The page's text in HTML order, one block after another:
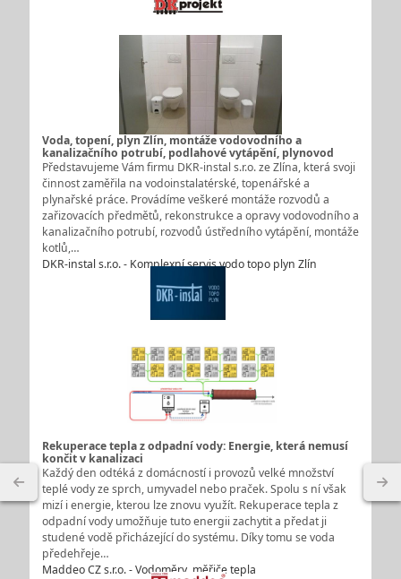
Voda, topení, plyn Zlín, montáže vodovodního a
kanalizačního potrubí, podlahové vytápění, plynovod
Představujeme Vám firmu DKR-instal s.r.o. ze Zlína, která svoji
činnost zaměřila na vodoinstalatérské, topenářské a
plynařské práce. Provádíme veškeré montáže rozvodů a
zařizovacích předmětů, rekonstrukce a opravy vodovodního a
kanalizačního potrubí, rozvodů ústředního vytápění, montáže
kotlů,…
DKR-instal s.r.o. - Komplexní servis vodo topo plyn Zlín
Rekuperace tepla z odpadní vody: Energie, která nemusí
končit v kanalizaci
Každý den odtéká z domácností i provozů velké množství
teplé vody ze sprch, umyvadel nebo praček. Spolu s ní však
mizí i energie, kterou lze znovu využít. Rekuperace tepla z
odpadní vody umožňuje tuto energii zachytit a předat ji
studené vodě přicházející do systému. Díky tomu se voda
předehřeje…
Maddeo CZ s.r.o. - Vodoměry, měřiče tepla